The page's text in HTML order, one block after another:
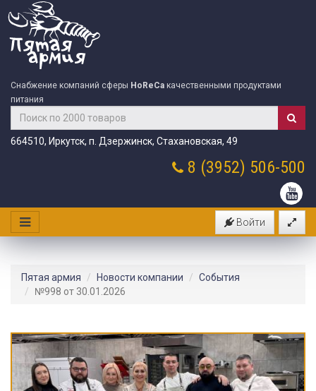
Снабжение компаний сферы HoReCa качественными продуктами
питания
664510, Иркутск, п. Дзержинск, Стахановская, 49
8 (3952) 506-500
Войти
Пятая армия Новости компании
События
№998 от 30.01.2026